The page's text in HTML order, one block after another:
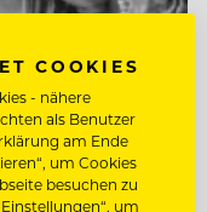
COOKIES
- nähere
als Benutzer
am Ende
um Cookies
besuchen zu
um